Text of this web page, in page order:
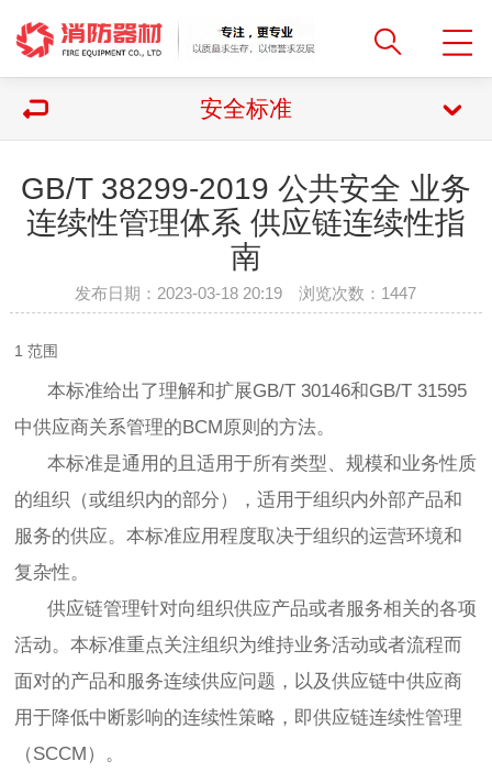
安全标准
GB/T 38299-2019 公共安全 业务
连续性管理体系 供应链连续性指
南
发布日期：2023-03-18 20:19 浏览次数： 1447
1 范围
本标准给出了理解和扩展GB/T 30146和GB/T 31595
中供应商关系管理的BCM原则的方法。
本标准是通用的且适用于所有类型、规模和业务性质
的组织（或组织内的部分），适用于组织内外部产品和
服务的供应。本标准应用程度取决于组织的运营环境和
复杂性。
供应链管理针对向组织供应产品或者服务相关的各项
活动。本标准重点关注组织为维持业务活动或者流程而
面对的产品和服务连续供应问题，以及供应链中供应商
用于降低中断影响的连续性策略，即供应链连续性管理
（SCCM）。